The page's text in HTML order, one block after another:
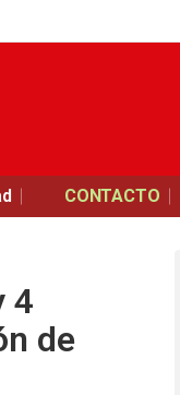
CONTACTO
4
de